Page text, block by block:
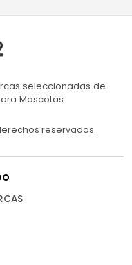
seleccionadas de
Mascotas.
reservados.